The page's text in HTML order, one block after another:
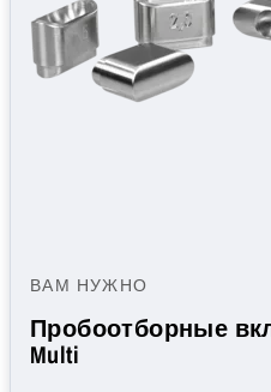
ВАМ НУЖНО
Пробоотборные
Multi